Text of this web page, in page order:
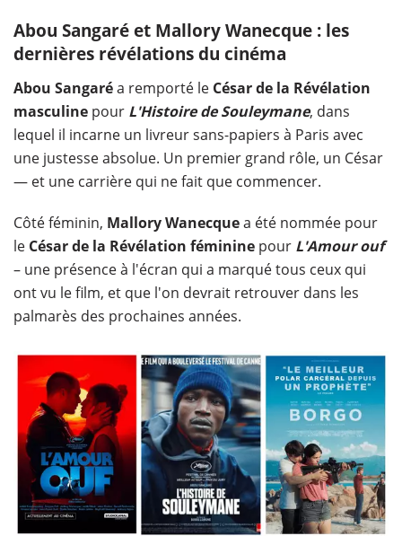
Abou Sangaré et Mallory Wanecque : les
dernières révélations du cinéma
Abou Sangaréa remporté le César de la Révélation
masculine pour L'Histoire de Souleymane, dans
lequel il incarne un livreur sans-papiers à Paris avec
une justesse absolue. Un premier grand rôle, un César
— et une carrière qui ne fait que commencer.
Côté féminin, Mallory Wanecquea été nommée pour
le César de la Révélation féminine pour L'Amour ouf
– une présence à l'écran qui a marqué tous ceux qui
ont vu le film, et que l'on devrait retrouver dans les
palmarès des prochaines années.